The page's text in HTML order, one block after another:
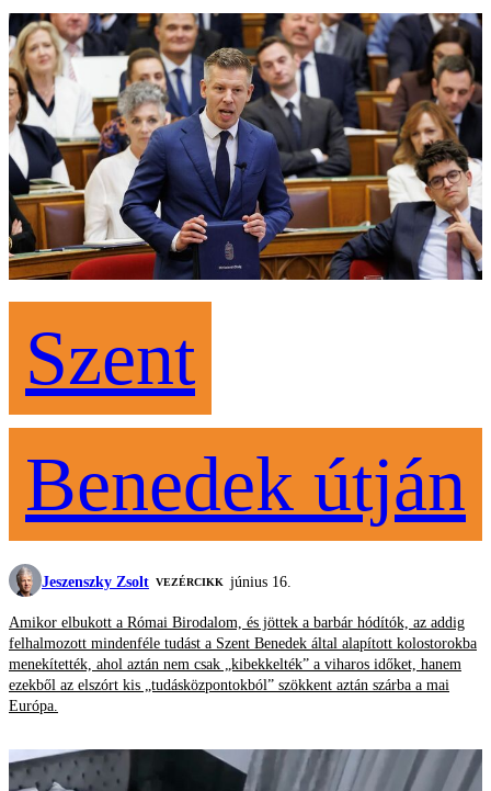
Szent
Benedek útján
Jeszenszky Zsolt VEZÉRCIKK június 16.
Amikor elbukott a Római Birodalom, és jöttek a barbár hódítók, az addig
felhalmozott mindenféle tudást a Szent Benedek által alapított kolostorokba
menekítették, ahol aztán nem csak „kibekkelték” a viharos időket, hanem
ezekből az elszórt kis „tudásközpontokból” szökkent aztán szárba a mai
Európa.